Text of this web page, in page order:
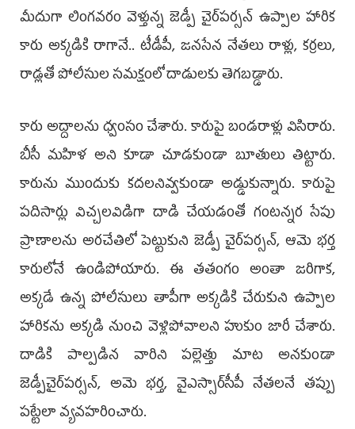
మీదుగా లింగవరం వెళ్తున్న జెడ్పీ చైర్‌పర్సన్‌ ఉప్పాల హారిక
కారు అక్కడికి రాగానే.. టీడీపీ, జనసేన నేతలు రాళ్లు, కర్రలు,
రాడ్లతో పోలీసుల సమక్షంలో దాడులకు తెగబడ్డారు.
కారు అద్దాలను ధ్వంసం చేశారు. కారుపై బండరాళ్లు విసిరారు.
బీసీ మహిళ అని కూడా చూడకుండా బూతులు తిట్టారు.
కారును ముందుకు కదలనివ్వకుండా అడ్డుకున్నారు. కారుపై
పదిసార్లు విచ్చలవిడిగా దాడి చేయడంతో గంటన్నర సేపు
ప్రాణాలను అరచేతిలో పెట్టుకుని జెడ్పీ చైర్‌పర్సన్, ఆమె భర్త
కారులోనే ఉండిపోయారు. ఈ తతంగం అంతా జరిగాక,
అక్కడే ఉన్న పోలీసులు తాపీగా అక్కడికి చేరుకుని ఉప్పాల
హారికను అక్కడి నుంచి వెళ్లిపోవాలని హుకుం జారీ చేశారు.
దాడికి పాల్పడిన వారిని పల్లెత్తు మాట అనకుండా
జెడ్పీచైర్‌పర్సన్, అమె భర్త, వైఎస్సార్‌సీపీ నేతలనే తప్పు
పట్టేలా వ్యవహరించారు.